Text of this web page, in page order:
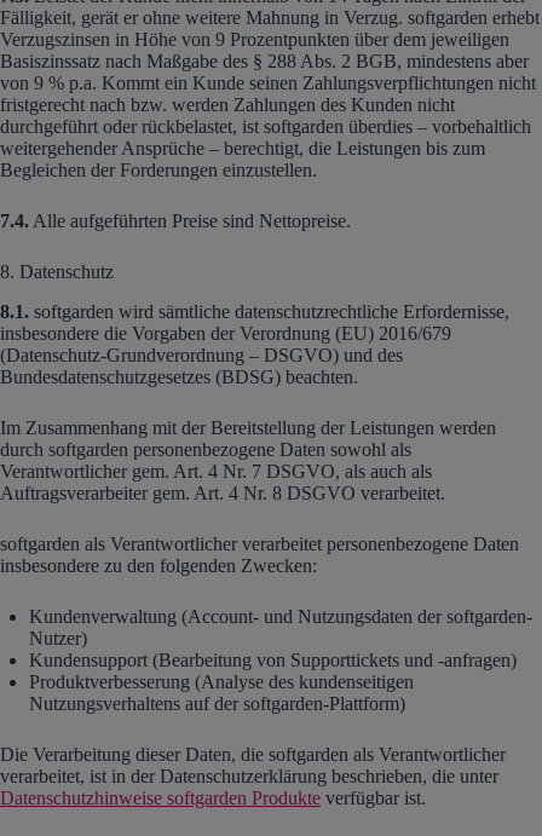
Fälligkeit, gerät er ohne weitere Mahnung in Verzug. softgarden erhebt
Verzugszinsen in Höhe von 9 Prozentpunkten über dem jeweiligen
Basiszinssatz nach Maßgabe des § 288 Abs. 2 BGB, mindestens aber
von 9 % p.a. Kommt ein Kunde seinen Zahlungsverpflichtungen nicht
fristgerecht nach bzw. werden Zahlungen des Kunden nicht
durchgeführt oder rückbelastet, ist softgarden überdies – vorbehaltlich
weitergehender Ansprüche – berechtigt, die Leistungen bis zum
Begleichen der Forderungen einzustellen.
7.4. Alle aufgeführten Preise sind Nettopreise.
8. Datenschutz
8.1. softgarden wird sämtliche datenschutzrechtliche Erfordernisse,
insbesondere die Vorgaben der Verordnung (EU) 2016/679
(Datenschutz-Grundverordnung – DSGVO) und des
Bundesdatenschutzgesetzes (BDSG) beachten.
Im Zusammenhang mit der Bereitstellung der Leistungen werden
durch softgarden personenbezogene Daten sowohl als
Verantwortlicher gem. Art. 4 Nr. 7 DSGVO, als auch als
Auftragsverarbeiter gem. Art. 4 Nr. 8 DSGVO verarbeitet.
softgarden als Verantwortlicher verarbeitet personenbezogene Daten
insbesondere zu den folgenden Zwecken:
Kundenverwaltung (Account- und Nutzungsdaten der softgarden-
Nutzer)
Kundensupport (Bearbeitung von Supporttickets und -anfragen)
Produktverbesserung (Analyse des kundenseitigen
Nutzungsverhaltens auf der softgarden-Plattform)
Die Verarbeitung dieser Daten, die softgarden als Verantwortlicher
verarbeitet, ist in der Datenschutzerklärung beschrieben, die unter
Datenschutzhinweise softgarden Produkte verfügbar ist.